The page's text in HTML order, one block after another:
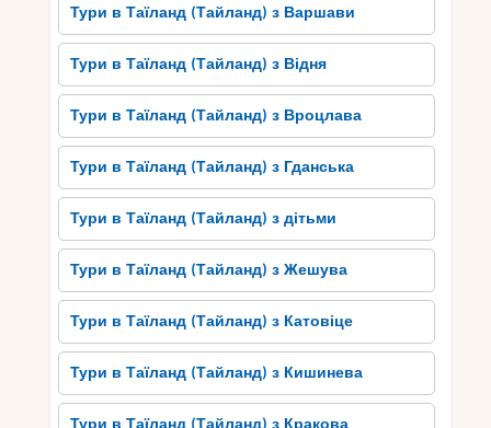
Тури в Таїланд (Тайланд) з Варшави
Тури в Таїланд (Тайланд) з Відня
Тури в Таїланд (Тайланд) з Вроцлава
Тури в Таїланд (Тайланд) з Гданська
Тури в Таїланд (Тайланд) з дітьми
Тури в Таїланд (Тайланд) з Жешува
Тури в Таїланд (Тайланд) з Катовіце
Тури в Таїланд (Тайланд) з Кишинева
Тури в Таїланд (Тайланд) з Кракова